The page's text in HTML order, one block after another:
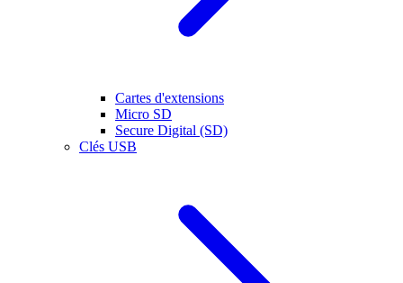
Cartes d'extensions
Micro SD
Secure Digital (SD)
Clés USB